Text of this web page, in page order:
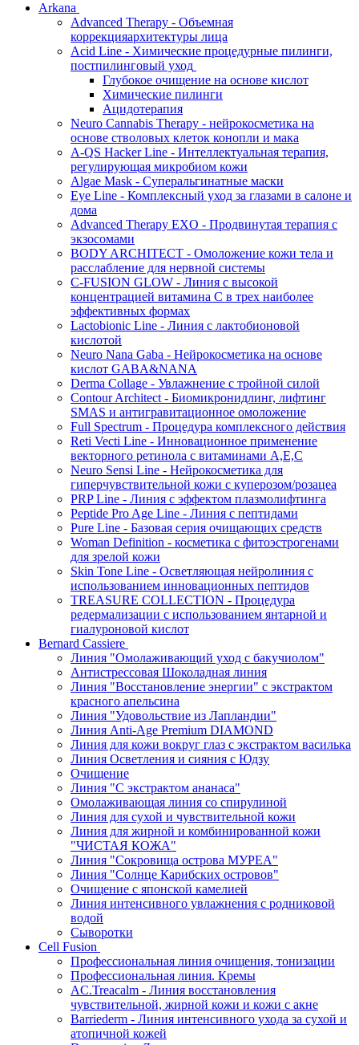
Arkana
Advanced Therapy - Объемная
коррекцияархитектуры лица
Acid Line - Химические процедурные пилинги,
постпилинговый уход
Глубокое очищение на основе кислот
Химические пилинги
Ацидотерапия
Neuro Cannabis Therapy - нейрокосметика на
основе стволовых клеток конопли и мака
A-QS Hacker Line - Интеллектуальная терапия,
регулирующая микробиом кожи
Algae Mask - Суперальгинатные маски
Eye Line - Комплексный уход за глазами в салоне и
дома
Advanced Therapy EXO - Продвинутая терапия с
экзосомами
BODY ARCHITECT - Омоложение кожи тела и
расслабление для нервной системы
C-FUSION GLOW - Линия с высокой
концентрацией витамина C в трех наиболее
эффективных формах
Lactobionic Line - Линия с лактобионовой
кислотой
Neuro Nana Gaba - Нейрокосметика на основе
кислот GABA&NANA
Derma Collage - Увлажнение с тройной силой
Contour Architect - Биомикронидлинг, лифтинг
SMAS и антигравитационное омоложение
Full Spectrum - Процедура комплексного действия
Reti Vecti Line - Инновационное применение
векторного ретинола с витаминами A,Е,С
Neuro Sensi Line - Нейрокосметика для
гиперчувствительной кожи с куперозом/розацеа
PRP Line - Линия с эффектом плазмолифтинга
Peptide Pro Age Line - Линия с пептидами
Pure Line - Базовая серия очищающих средств
Woman Definition - косметика с фитоэстрогенами
для зрелой кожи
Skin Tone Line - Осветляющая нейролиния с
использованием инновационных пептидов
TREASURE COLLECTION - Процедура
редермализации с использованием янтарной и
гиалуроновой кислот
Bernard Cassiere
Линия "Омолаживающий уход с бакучиолом"
Антистрессовая Шоколадная линия
Линия "Восстановление энергии" с экстрактом
красного апельсина
Линия "Удовольствие из Лапландии"
Линия Anti-Age Premium DIAMOND
Линия для кожи вокруг глаз с экстрактом василька
Линия Осветления и сияния с Юдзу
Очищение
Линия "С экстрактом ананаса"
Омолаживающая линия со спирулиной
Линия для сухой и чувствительной кожи
Линия для жирной и комбинированной кожи
"ЧИСТАЯ КОЖА"
Линия "Сокровища острова МУРЕА"
Линия "Солнце Карибских островов"
Очищение с японской камелией
Линия интенсивного увлажнения с родниковой
водой
Сыворотки
Cell Fusion
Профессиональная линия очищения, тонизации
Профессиональная линия. Кремы
AC.Treacalm - Линия восстановления
чувствительной, жирной кожи и кожи с акне
Barriederm - Линия интенсивного ухода за сухой и
атопичной кожей